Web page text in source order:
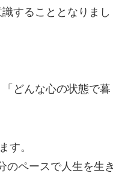
することとなりまし
どんな心の状態で暮
す。
のペースで人生を生き